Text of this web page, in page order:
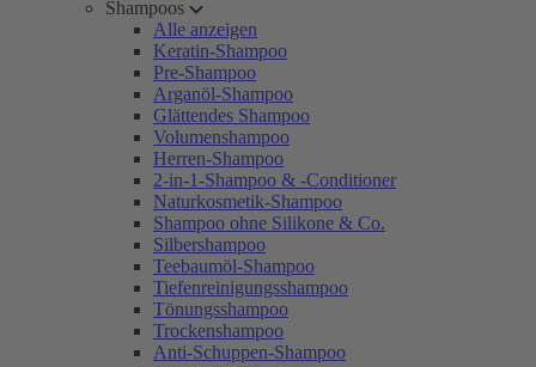
Shampoos
Alle anzeigen
Keratin-Shampoo
Pre-Shampoo
Arganöl-Shampoo
Glättendes Shampoo
Volumenshampoo
Herren-Shampoo
2-in-1-Shampoo & -Conditioner
Naturkosmetik-Shampoo
Shampoo ohne Silikone & Co.
Silbershampoo
Teebaumöl-Shampoo
Tiefenreinigungsshampoo
Tönungsshampoo
Trockenshampoo
Anti-Schuppen-Shampoo